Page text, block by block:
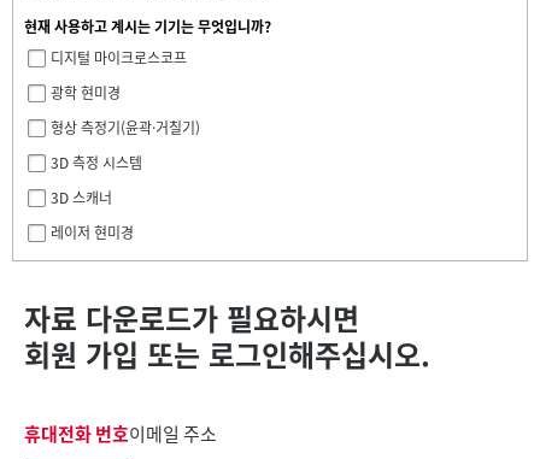
현재 사용하고 계시는 기기는 무엇입니까?
디지털 마이크로스코프
광학 현미경
형상 측정기(윤곽·거칠기)
3D 측정 시스템
3D 스캐너
레이저 현미경
자료 다운로드가 필요하시면
회원 가입 또는 로그인해주십시오.
휴대전화 번호이메일 주소